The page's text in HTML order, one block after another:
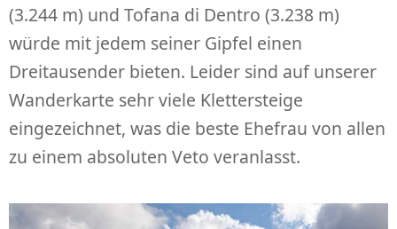
(3.244 m) und Tofana di Dentro (3.238 m)
würde mit jedem seiner Gipfel einen
Dreitausender bieten. Leider sind auf unserer
Wanderkarte sehr viele Klettersteige
eingezeichnet, was die beste Ehefrau von allen
zu einem absoluten Veto veranlasst.